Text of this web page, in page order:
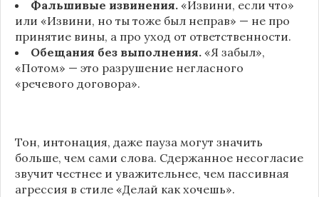
Фальшивые извинения. «Извини, если что»
или «Извини, но ты тоже был неправ» — не про
принятие вины, а про уход от ответственности.
Обещания без выполнения. «Я забыл»,
«Потом» — это разрушение негласного
«речевого договора».
Тон, интонация, даже пауза могут значить
больше, чем сами слова. Сдержанное несогласие
звучит честнее и уважительнее, чем пассивная
агрессия в стиле «Делай как хочешь».